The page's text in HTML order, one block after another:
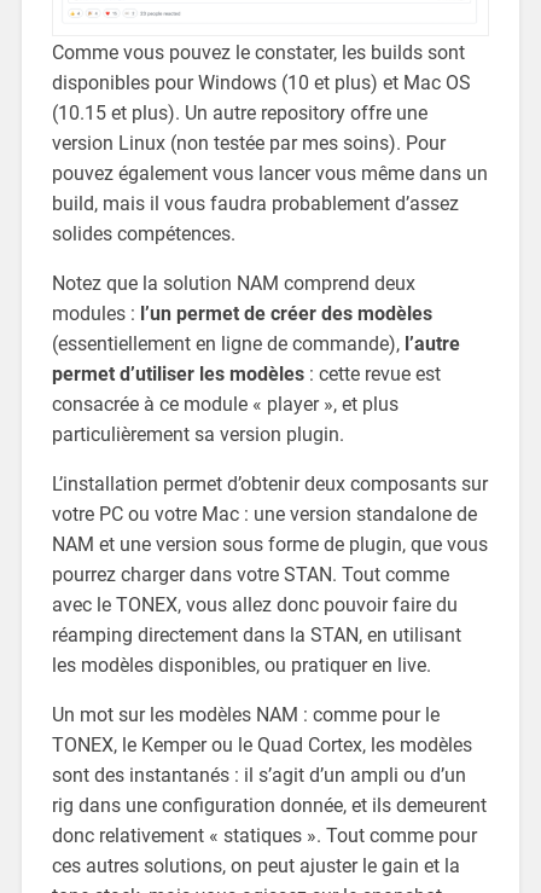
Comme vous pouvez le constater, les builds sont
disponibles pour Windows (10 et plus) et Mac OS
(10.15 et plus). Un autre repository offre une
version Linux (non testée par mes soins). Pour
pouvez également vous lancer vous même dans un
build, mais il vous faudra probablement d’assez
solides compétences.
Notez que la solution NAM comprend deux
modules : l’un permet de créer des modèles
(essentiellement en ligne de commande), l’autre
permet d’utiliser les modèles: cette revue est
consacrée à ce module « player », et plus
particulièrement sa version plugin.
L’installation permet d’obtenir deux composants sur
votre PC ou votre Mac : une version standalone de
NAM et une version sous forme de plugin, que vous
pourrez charger dans votre STAN. Tout comme
avec le TONEX, vous allez donc pouvoir faire du
réamping directement dans la STAN, en utilisant
les modèles disponibles, ou pratiquer en live.
Un mot sur les modèles NAM : comme pour le
TONEX, le Kemper ou le Quad Cortex, les modèles
sont des instantanés : il s’agit d’un ampli ou d’un
rig dans une configuration donnée, et ils demeurent
donc relativement « statiques ». Tout comme pour
ces autres solutions, on peut ajuster le gain et la